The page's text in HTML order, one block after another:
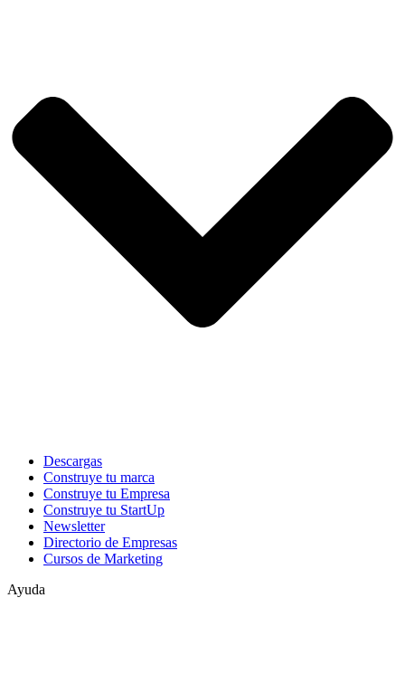
Descargas
Construye tu marca
Construye tu Empresa
Construye tu StartUp
Newsletter
Directorio de Empresas
Cursos de Marketing
Ayuda